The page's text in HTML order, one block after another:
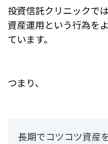
投資信託クリニックでは
資産運用という行為を
ています。
つまり、
長期でコツコツ資産